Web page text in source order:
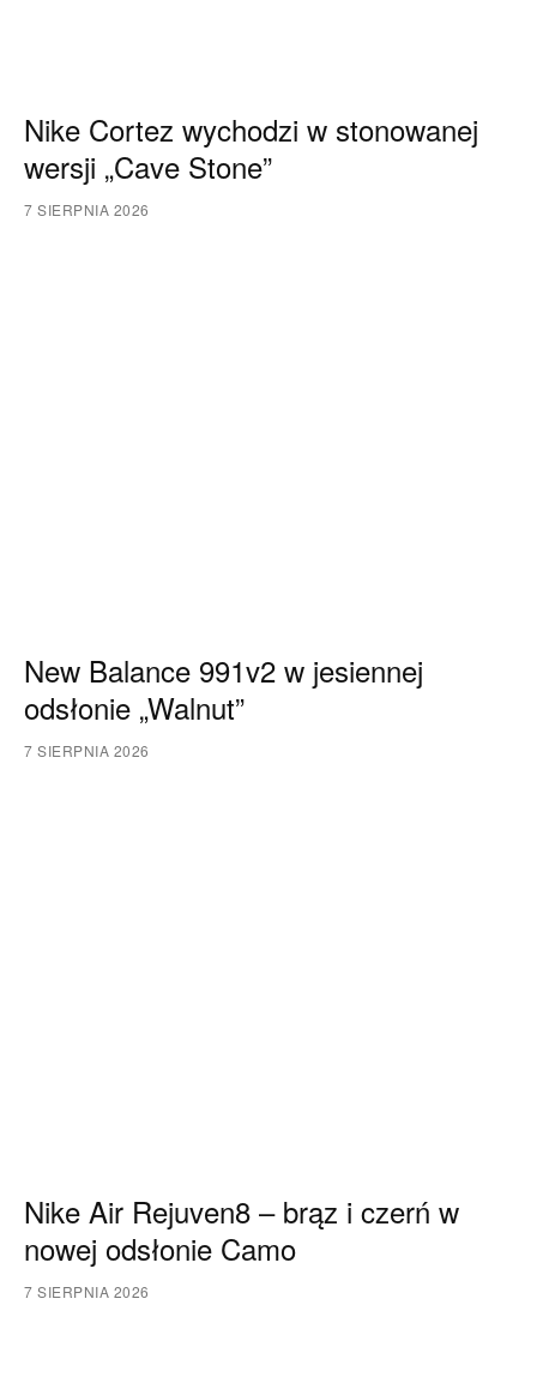
Nike Cortez wychodzi w stonowanej
wersji „Cave Stone”
7 SIERPNIA 2026
New Balance 991v2 w jesiennej
odsłonie „Walnut”
7 SIERPNIA 2026
Nike Air Rejuven8 – brąz i czerń w
nowej odsłonie Camo
7 SIERPNIA 2026